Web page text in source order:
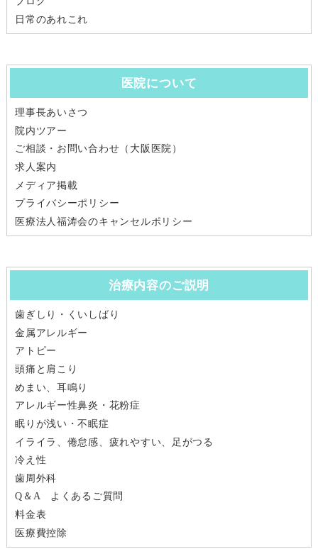
日常のあれこれ
医院について
理事長あいさつ
院内ツアー
ご相談・お問い合わせ（大阪医院）
求人案内
メディア掲載
プライバシーポリシー
医療法人福涛会のキャンセルポリシー
治療内容のご説明
歯ぎしり・くいしばり
金属アレルギー
アトピー
頭痛と肩こり
めまい、耳鳴り
アレルギー性鼻炎・花粉症
眠りが浅い・不眠症
イライラ、倦怠感、疲れやすい、足がつる
冷え性
歯周外科
Q＆A よくあるご質問
料金表
医療費控除